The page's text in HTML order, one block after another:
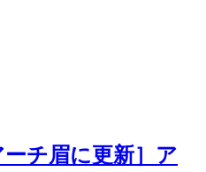
ーチ眉に更新］ア